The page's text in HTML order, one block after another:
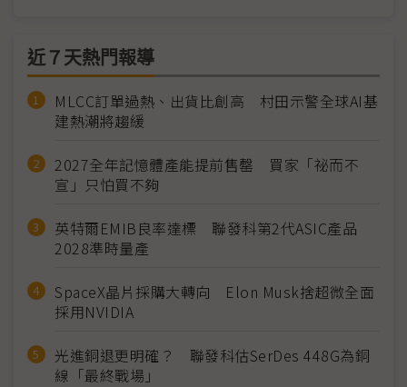
近７天熱門報導
MLCC訂單過熱、出貨比創高 村田示警全球AI基
建熱潮將趨緩
2027全年記憶體產能提前售罄 買家「祕而不
宣」只怕買不夠
英特爾EMIB良率達標 聯發科第2代ASIC產品
2028準時量產
SpaceX晶片採購大轉向 Elon Musk捨超微全面
採用NVIDIA
光進銅退更明確？ 聯發科估SerDes 448G為銅
線「最終戰場」